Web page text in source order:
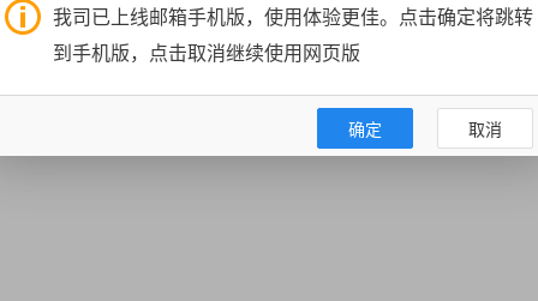
我司已上线邮箱手机版，使用体验更佳。点击确定将跳转
到手机版，点击取消继续使用网页版
确定 取消